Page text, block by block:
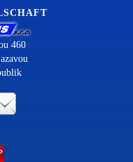
460